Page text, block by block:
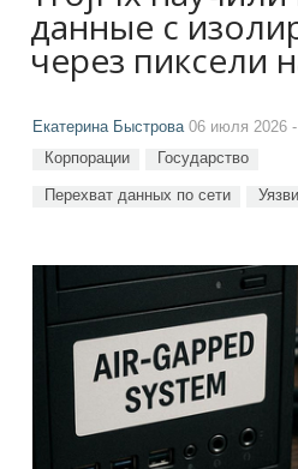
данные с
через пиксели
Екатерина Быстрова06 июля 2026 -
Корпорации Государство
Перехват данных по сети